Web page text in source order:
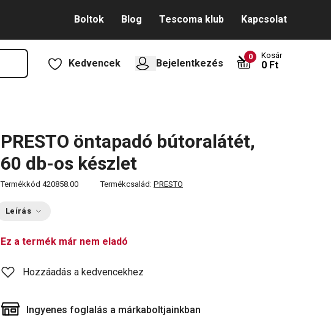
Boltok Blog Tescoma klub Kapcsolat
Kedvencek Bejelentkezés
0 Kosár
0 Ft
PRESTO öntapadó bútoralátét,
60 db-os készlet
Termékkód 420858.00 Termékcsalád: PRESTO
Leírás
Ez a termék már nem eladó
Hozzáadás a kedvencekhez
Ingyenes foglalás a márkaboltjainkban